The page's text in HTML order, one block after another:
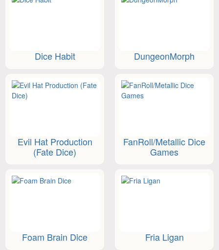
Dice Habit DungeonMorph
Evil Hat Production
(Fate Dice)
FanRoll/Metallic Dice
Games
Foam Brain Dice Fria Ligan